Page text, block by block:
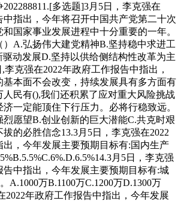
多选题]3⽉5⽇，李克强在
中指出，今年将召开中国共产党第⼆⼗次
国家事业发展进程中⼗分重要的⼀年。
A.弘扬伟⼤建党精神B.坚持稳中求进⼯
动发展D.坚持以供给侧结构性改⾰为主
李克强在2022年政府⼯作报告中指出，
基本⾯不会改变，持续发展具有多⽅⾯有
⺠有(),我们还积累了应对重⼤⻛险挑战
⼀定能顶住下⾏压⼒。必将⾏稳致远。
愿望B.创业创新的巨⼤潜能C.共克时艰
的必胜信念13.3⽉5⽇，李克强在2022
，今年发展主要预期⽬标有:国内⽣产
⽉5⽇，李克强
告中指出，今年发展主要预期⽬标有:城
A.1000万B.1100万C.1200万D.1300万
2022年政府⼯作报告中指出，今年发展